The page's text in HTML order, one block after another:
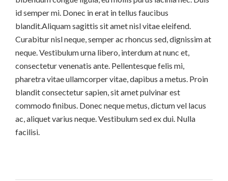
id semper mi. Donec in erat in tellus faucibus
blandit.Aliquam sagittis sit amet nisl vitae eleifend.
Curabitur nisl neque, semper ac rhoncus sed, dignissim at
neque. Vestibulum urna libero, interdum at nunc et,
consectetur venenatis ante. Pellentesque felis mi,
pharetra vitae ullamcorper vitae, dapibus a metus. Proin
blandit consectetur sapien, sit amet pulvinar est
commodo finibus. Donec neque metus, dictum vel lacus
ac, aliquet varius neque. Vestibulum sed ex dui. Nulla
facilisi.